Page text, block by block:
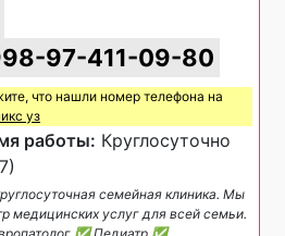
97-411-09-80
что нашли номер телефона на
уз
работы: Круглосуточно
семейная клиника. Мы
медицинских услуг для всей семьи.